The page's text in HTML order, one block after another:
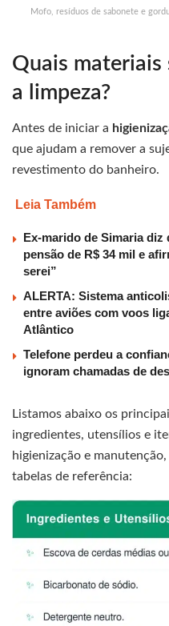
Mofo, resíduos de sabonete e
Quais materiais
a limpeza?
Antes de iniciar a
que ajudam a remover a
revestimento do banheiro.
Leia Também
Ex-marido de Simaria diz
pensão de R$ 34 mil e
serei”
ALERTA: Sistema
entre aviões com voos
Atlântico
Telefone perdeu a
ignoram chamadas de
Listamos abaixo os
ingredientes, utensílios e
higienização e
tabelas de referência: